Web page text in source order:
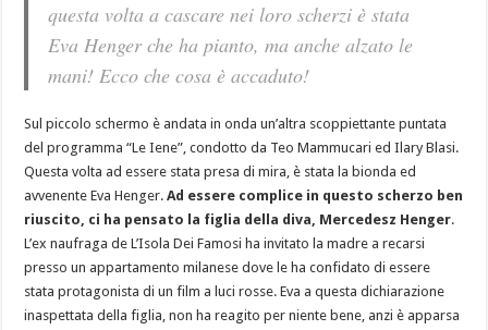
questa volta a cascare nei loro scherzi è stata
Eva Henger che ha pianto, ma anche alzato le
mani! Ecco che cosa è accaduto!
Sul piccolo schermo è andata in onda un’altra scoppiettante puntata
del programma “Le Iene”, condotto da Teo Mammucari ed Ilary Blasi.
Questa volta ad essere stata presa di mira, è stata la bionda ed
avvenente Eva Henger. Ad essere complice in questo scherzo ben
riuscito, ci ha pensato la figlia della diva, Mercedesz Henger.
L’ex naufraga de L’Isola Dei Famosi ha invitato la madre a recarsi
presso un appartamento milanese dove le ha confidato di essere
stata protagonista di un film a luci rosse. Eva a questa dichiarazione
inaspettata della figlia, non ha reagito per niente bene, anzi è apparsa